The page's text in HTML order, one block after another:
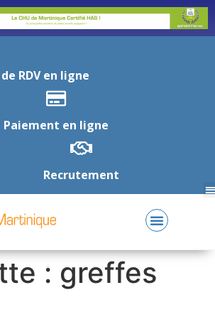
RDV en ligne
Paiement en ligne
Recrutement
: greffes